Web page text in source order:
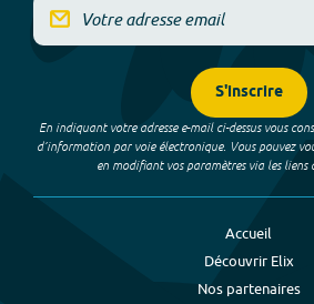
S'inscrire
En indiquant votre adresse e-mail ci-dessus vous
d’information par voie électronique. Vous pouvez
en modifiant vos paramètres via les liens
Accueil
Découvrir Elix
Nos partenaires